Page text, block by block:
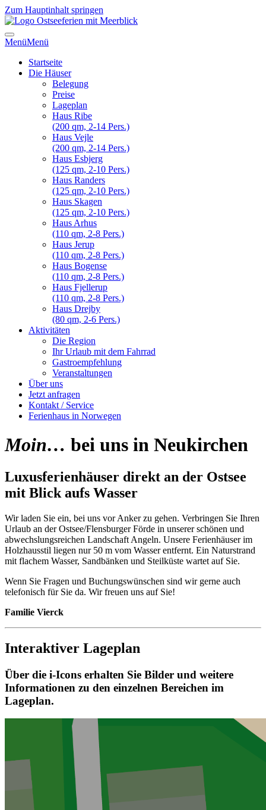
Zum Hauptinhalt springen
MenüMenü
Startseite
Die Häuser
Belegung
Preise
Lageplan
Haus Ribe
(200 qm, 2-14 Pers.)
Haus Vejle
(200 qm, 2-14 Pers.)
Haus Esbjerg
(125 qm, 2-10 Pers.)
Haus Randers
(125 qm, 2-10 Pers.)
Haus Skagen
(125 qm, 2-10 Pers.)
Haus Arhus
(110 qm, 2-8 Pers.)
Haus Jerup
(110 qm, 2-8 Pers.)
Haus Bogense
(110 qm, 2-8 Pers.)
Haus Fjellerup
(110 qm, 2-8 Pers.)
Haus Drejby
(80 qm, 2-6 Pers.)
Aktivitäten
Die Region
Ihr Urlaub mit dem Fahrrad
Gastroempfehlung
Veranstaltungen
Über uns
Jetzt anfragen
Kontakt / Service
Ferienhaus in Norwegen
Moin… bei uns in Neukirchen
Luxusferienhäuser direkt an der Ostsee
mit Blick aufs Wasser
Wir laden Sie ein, bei uns vor Anker zu gehen. Verbringen Sie Ihren
Urlaub an der Ostsee/Flensburger Förde in unserer schönen und
abwechslungsreichen Landschaft Angeln. Unsere Ferienhäuser im
Holzhausstil liegen nur 50 m vom Wasser entfernt. Ein Naturstrand
mit flachem Wasser, Sandbänken und Steilküste wartet auf Sie.
Wenn Sie Fragen und Buchungswünschen sind wir gerne auch
telefonisch für Sie da. Wir freuen uns auf Sie!
Familie Vierck
Interaktiver Lageplan
Über die i-Icons erhalten Sie Bilder und weitere
Informationen zu den einzelnen Bereichen im
Lageplan.